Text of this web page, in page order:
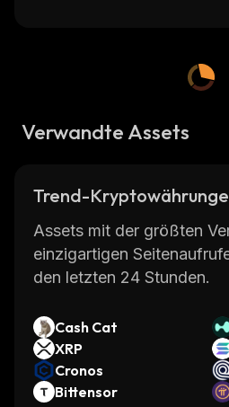
Verwandte Assets
Trend-
Assets mit der größten
einzigartigen
den letzten 24 Stunden.
Cash Cat
XRP
Cronos
Bittensor